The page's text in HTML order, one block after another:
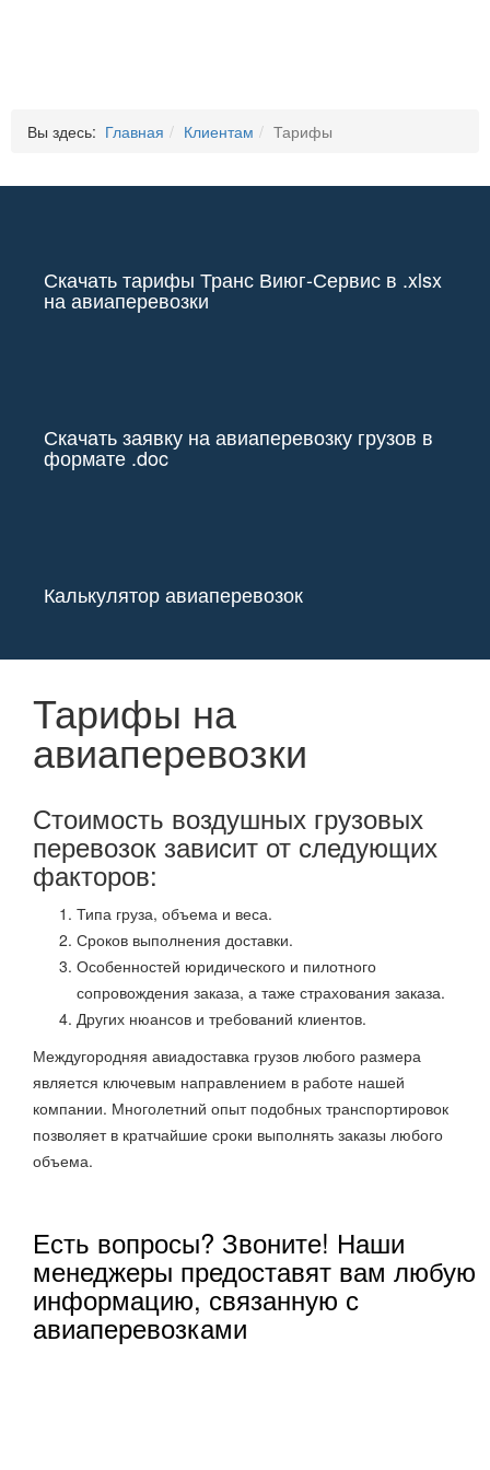
Вы здесь: Главная Клиентам Тарифы
Скачать тарифы Транс Виюг-Сервис в .xlsx
на авиаперевозки
Скачать заявку на авиаперевозку грузов в
формате .doc
Калькулятор авиаперевозок
Тарифы на
авиаперевозки
Стоимость воздушных грузовых
перевозок зависит от следующих
факторов:
Типа груза, объема и веса.
Сроков выполнения доставки.
Особенностей юридического и пилотного
сопровождения заказа, а таже страхования заказа.
Других нюансов и требований клиентов.
Междугородняя авиадоставка грузов любого размера
является ключевым направлением в работе нашей
компании. Многолетний опыт подобных транспортировок
позволяет в кратчайшие сроки выполнять заказы любого
объема.
Есть вопросы? Звоните! Наши
менеджеры предоставят вам любую
информацию, связанную с
авиаперевозками